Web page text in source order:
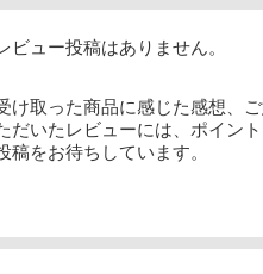
ビュー投稿はありません。
け取った商品に感じた感想、
だいたレビューには、ポイン
稿をお待ちしています。